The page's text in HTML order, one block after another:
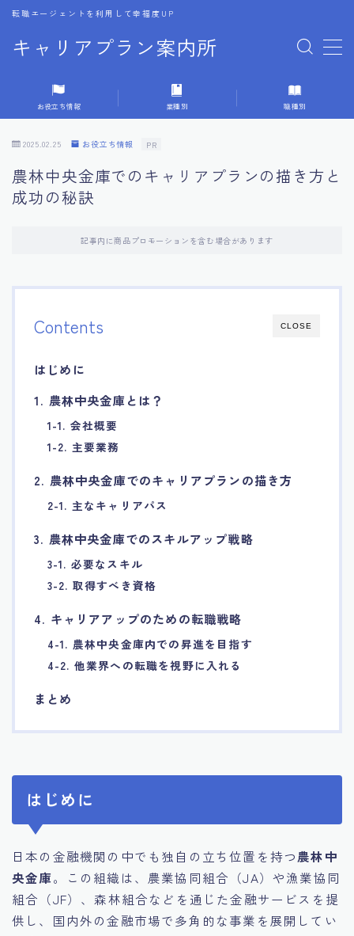
キャリアプラン案内所
転職エージェントを利用して幸福度UP
MENU
1.転職エージェントの選び方
3.キャリア相談時の質問リスト
4.キャリア目標設定の方法
5.キャリアチェンジの体験談
6.専門家からのアドバイス集
7.エージェント面談のポイント
8.非公開求人の魅力
10.エージェント利用時の注意点
13.キャリアアップする為の戦略
お役立ち情報 業種別 職種別
2025.02.25 お役立ち情報 PR
農林中央金庫でのキャリアプランの描き方と
成功の秘訣
記事内に商品プロモーションを含む場合があります
CLOSE
Contents
はじめに
1. 農林中央金庫とは？
1-1. 会社概要
1-2. 主要業務
2. 農林中央金庫でのキャリアプランの描き方
2-1. 主なキャリアパス
3. 農林中央金庫でのスキルアップ戦略
3-1. 必要なスキル
3-2. 取得すべき資格
4. キャリアアップのための転職戦略
4-1. 農林中央金庫内での昇進を目指す
4-2. 他業界への転職を視野に入れる
まとめ
はじめに
日本の金融機関の中でも独自の立ち位置を持つ農林中
央金庫。この組織は、農業協同組合（JA）や漁業協同
組合（JF）、森林組合などを通じた金融サービスを提
供し、国内外の金融市場で多角的な事業を展開してい